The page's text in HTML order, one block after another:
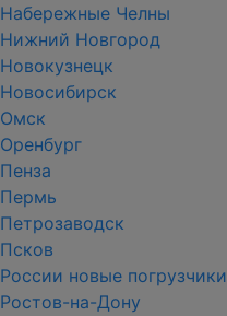
Набережные Челны
Нижний Новгород
Новокузнецк
Новосибирск
Омск
Оренбург
Пенза
Пермь
Петрозаводск
Псков
России новые погрузчики
Ростов-на-Дону